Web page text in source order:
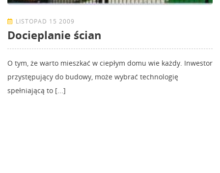
LISTOPAD 15 2009
Docieplanie ścian
O tym, że warto mieszkać w ciepłym domu wie każdy. Inwestor
przystępujący do budowy, może wybrać technologię
spełniającą to [...]